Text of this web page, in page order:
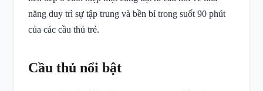
năng duy trì sự tập trung và bền bỉ trong suốt 90 phút
của các cầu thủ trẻ.
Cầu thủ nổi bật